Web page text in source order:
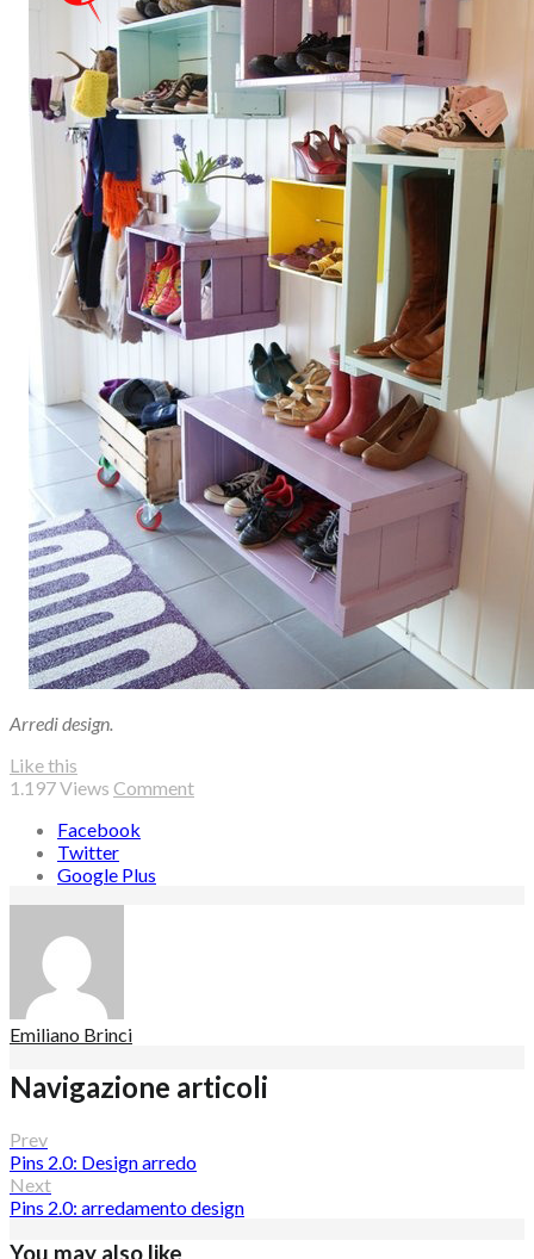
Arredi design.
Like this
1.197Views Comment
Facebook
Twitter
Google Plus
Emiliano Brinci
Navigazione articoli
Prev
Pins 2.0: Design arredo
Next
Pins 2.0: arredamento design
You may also like